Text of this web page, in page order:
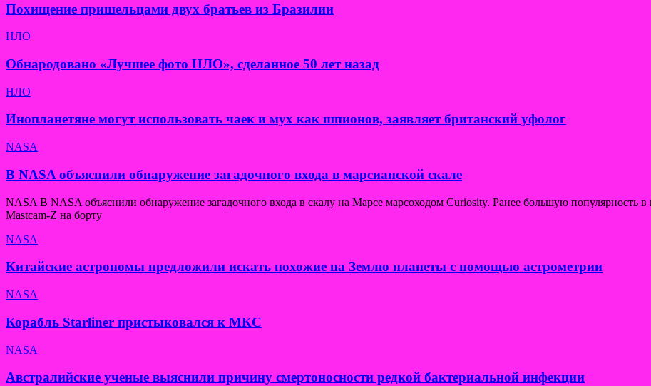
Похищение пришельцами двух братьев из Бразилии
НЛО
Обнародовано «Лучшее фото НЛО», сделанное 50 лет назад
НЛО
Инопланетяне могут использовать чаек и мух как шпионов, заявляет британский уфолог
NASA
В NASA объяснили обнаружение загадочного входа в марсианской скале
NASA В NASA объяснили обнаружение загадочного входа в скалу на Марсе марсоходом Curiosity. Ранее большую популярность
Mastcam-Z на борту
NASA
Китайские астрономы предложили искать похожие на Землю планеты с помощью астрометрии
NASA
Корабль Starliner пристыковался к МКС
NASA
Австралийские ученые выяснили причину смертоносности редкой бактериальной инфекции